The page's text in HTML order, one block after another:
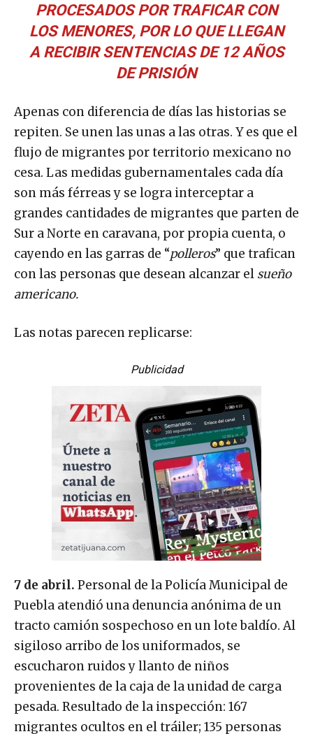
PROCESADOS POR TRAFICAR CON
LOS MENORES, POR LO QUE LLEGAN
A RECIBIR SENTENCIAS DE 12 AÑOS
DE PRISIÓN
Apenas con diferencia de días las historias se
repiten. Se unen las unas a las otras. Y es que el
flujo de migrantes por territorio mexicano no
cesa. Las medidas gubernamentales cada día
son más férreas y se logra interceptar a
grandes cantidades de migrantes que parten de
Sur a Norte en caravana, por propia cuenta, o
cayendo en las garras de “polleros” que trafican
con las personas que desean alcanzar el sueño
americano.
Las notas parecen replicarse:
Publicidad
7 de abril. Personal de la Policía Municipal de
Puebla atendió una denuncia anónima de un
tracto camión sospechoso en un lote baldío. Al
sigiloso arribo de los uniformados, se
escucharon ruidos y llanto de niños
provenientes de la caja de la unidad de carga
pesada. Resultado de la inspección: 167
migrantes ocultos en el tráiler; 135 personas